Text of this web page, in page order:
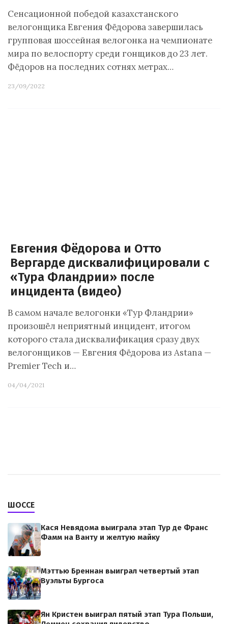
Сенсационной победой казахстанского
велогонщика Евгения Фёдорова завершилась
групповая шоссейная велогонка на чемпионате
мира по велоспорту среди гонщиков до 23 лет.
Фёдоров на последних сотнях метрах…
23/09/2022
Евгения Фёдорова и Отто
Вергарде дисквалифицировали с
«Тура Фландрии» после
инцидента (видео)
В самом начале велогонки «Тур Фландрии»
произошёл неприятный инцидент, итогом
которого стала дисквалификация сразу двух
велогонщиков — Евгения Фёдорова из Astana —
Premier Tech и…
04/04/2021
ШОССЕ
Кася Невядома выиграла этап Тур де Франс
Фамм на Ванту и желтую майку
Мэттью Бреннан выиграл четвертый этап
Вуэльты Бургоса
Ян Кристен выиграл пятый этап Тура Польши,